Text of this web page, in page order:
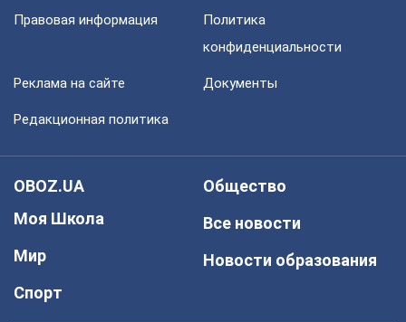
Правовая информация
Политика
конфиденциальности
Реклама на сайте Документы
Редакционная политика
OBOZ.UA
Моя Школа
Мир
Спорт
Общество
Все новости
Новости образования